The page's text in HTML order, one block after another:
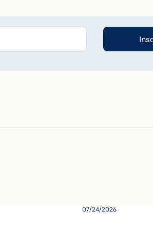
07/24/2026